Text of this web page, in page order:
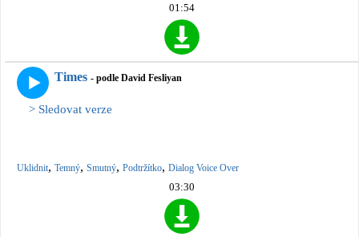
01:54
Times - podle David Fesliyan
> Sledovat verze
Uklidnit, Temný, Smutný, Podtržítko, Dialog Voice Over
03:30